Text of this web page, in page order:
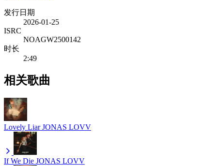
发行日期
2026-01-25
ISRC
NOAGW2500142
时长
2:49
相关歌曲
Lovely Liar JONAS LOVV
If We Die JONAS LOVV